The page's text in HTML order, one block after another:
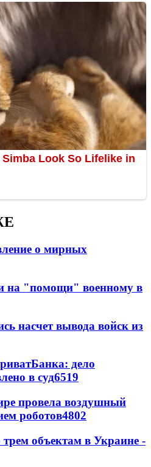
о мирных
"помощи" военному в
насчет вывода войск из
дело
в суд6519
провела воздушный
роботов4802
объектам в Украине -